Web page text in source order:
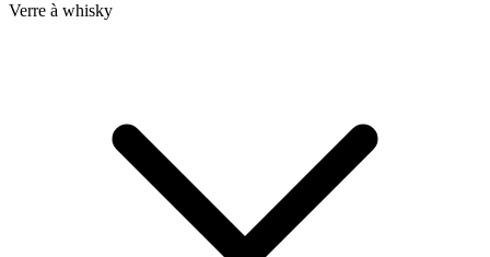
Verre à whisky